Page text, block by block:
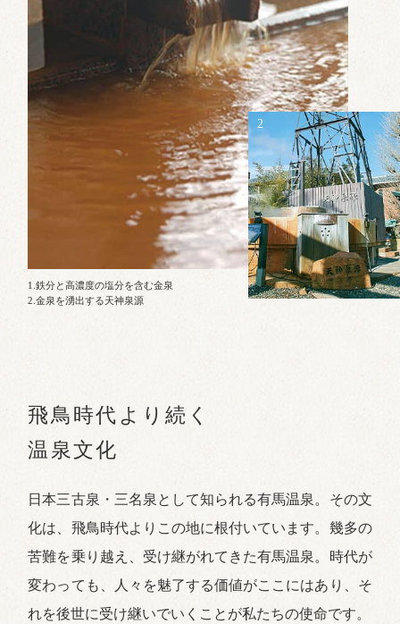
1.鉄分と高濃度の塩分を含む金泉
2.金泉を湧出する天神泉源
飛鳥時代より続く
温泉文化
日本三古泉・三名泉として知られる有馬温泉。その文
化は、飛鳥時代よりこの地に根付いています。幾多の
苦難を乗り越え、受け継がれてきた有馬温泉。時代が
変わっても、人々を魅了する価値がここにはあり、そ
れを後世に受け継いでいくことが私たちの使命です。
2